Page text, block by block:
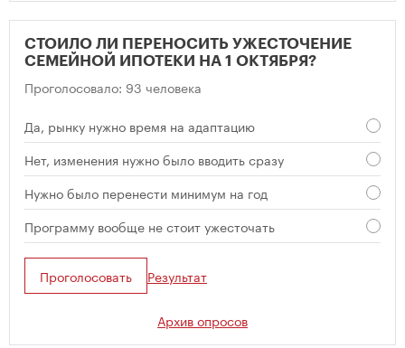
СТОИЛО ЛИ ПЕРЕНОСИТЬ УЖЕСТОЧЕНИЕ
СЕМЕЙНОЙ ИПОТЕКИ НА 1 ОКТЯБРЯ?
Проголосовало: 93 человека
Да, рынку нужно время на адаптацию
Нет, изменения нужно было вводить сразу
Нужно было перенести минимум на год
Программу вообще не стоит ужесточать
Проголосовать Результат
Архив опросов